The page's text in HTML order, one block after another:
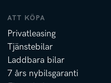
ATT KÖPA
Privatleasing
Tjänstebilar
Laddbara bilar
7 års nybilsgaranti